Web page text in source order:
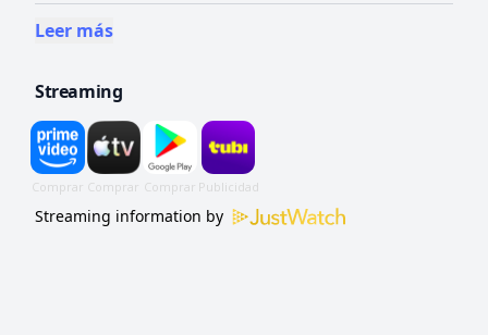
Leer más
Streaming
Streaming information by